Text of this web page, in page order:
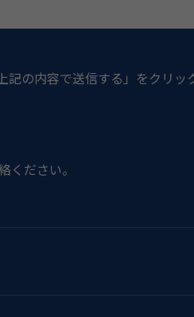
の内容で送信する」をクリッ
ださい。